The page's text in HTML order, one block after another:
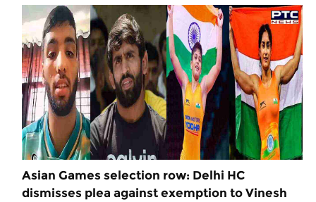
Asian Games selection row: Delhi HC
dismisses plea against exemption to Vinesh